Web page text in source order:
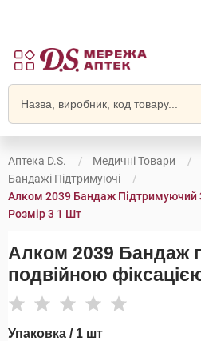
Аптека D.S. Медичні Товари
Бандажі Підтримуючі
Алком 2039 Бандаж Підтримуючий
Розмір 3 1 Шт
Алком 2039 Бандаж
подвійною
Упаковка / 1 шт